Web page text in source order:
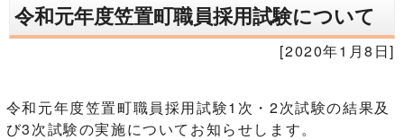
令和元年度笠置町職員採用試験について
[2020年1月8日]
令和元年度笠置町職員採用試験1次・2次試験の結果及
び3次試験の実施についてお知らせします。